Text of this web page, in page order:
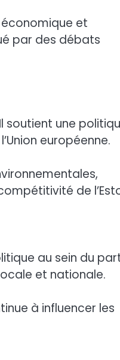
et
par des débats
soutient une
européenne.
de
au sein du
et nationale.
à influencer les